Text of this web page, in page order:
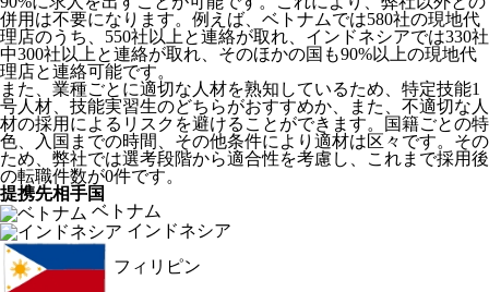
併用は不要になります。例えば、ベトナムでは580社の現地代
理店のうち、550社以上と連絡が取れ、インドネシアでは330社
中300社以上と連絡が取れ、そのほかの国も90%以上の現地代
理店と連絡可能です。
また、業種ごとに適切な人材を熟知しているため、特定技能1
号人材、技能実習生のどちらがおすすめか、また、不適切な人
材の採用によるリスクを避けることができます。国籍ごとの特
色、入国までの時間、その他条件により適材は区々です。その
ため、弊社では選考段階から適合性を考慮し、これまで採用後
の転職件数が0件です。
提携先相手国
ベトナム
インドネシア
フィリピン